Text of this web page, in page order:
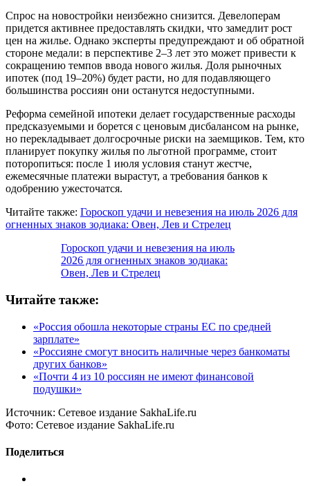
Спрос на новостройки неизбежно снизится. Девелоперам
придется активнее предоставлять скидки, что замедлит рост
цен на жилье. Однако эксперты предупреждают и об обратной
стороне медали: в перспективе 2–3 лет это может привести к
сокращению темпов ввода нового жилья. Доля рыночных
ипотек (под 19–20%) будет расти, но для подавляющего
большинства россиян они останутся недоступными.
Реформа семейной ипотеки делает государственные расходы
предсказуемыми и борется с ценовым дисбалансом на рынке,
но перекладывает долгосрочные риски на заемщиков. Тем, кто
планирует покупку жилья по льготной программе, стоит
поторопиться: после 1 июля условия станут жестче,
ежемесячные платежи вырастут, а требования банков к
одобрению ужесточатся.
Читайте также: Гороскоп удачи и невезения на июль 2026 для
огненных знаков зодиака: Овен, Лев и Стрелец
Гороскоп удачи и невезения на июль
2026 для огненных знаков зодиака:
Овен, Лев и Стрелец
Читайте также:
«Россия обошла некоторые страны ЕС по средней
зарплате»
«Россияне смогут вносить наличные через банкоматы
других банков»
«Почти 4 из 10 россиян не имеют финансовой
подушки»
Источник: Сетевое издание SakhaLife.ru
Фото: Сетевое издание SakhaLife.ru
Поделиться